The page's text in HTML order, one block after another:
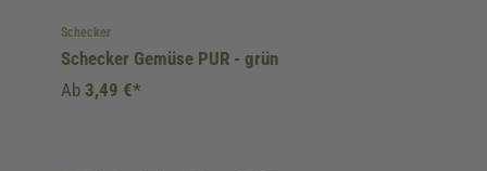
Schecker
Schecker Gemüse PUR - grün
Ab 3,49 €*